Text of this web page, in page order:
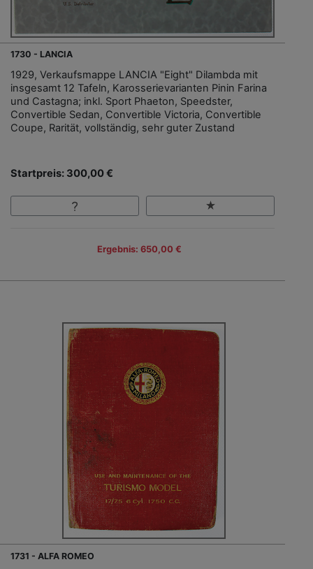
1730 - LANCIA
1929, Verkaufsmappe LANCIA "Eight" Dilambda mit
insgesamt 12 Tafeln, Karosserievarianten Pinin Farina
und Castagna; inkl. Sport Phaeton, Speedster,
Convertible Sedan, Convertible Victoria, Convertible
Coupe, Rarität, vollständig, sehr guter Zustand
Startpreis: 300,00 €
Ergebnis: 650,00 €
1731 - ALFA ROMEO